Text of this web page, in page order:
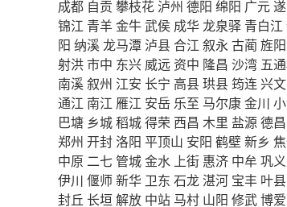
成都 自贡 攀枝花 泸州 德阳 绵阳 广元
锦江 青羊金牛武侯 成华龙泉驿 青白江
阳 纳溪龙马潭 泸县合江 叙永古蔺旌阳
射洪市中 东兴 威远 资中 隆昌 沙湾 五
南溪叙州 江安 长宁 高县珙县筠连兴文
通江 南江 雁江 安岳 乐至 马尔康金川
巴塘 乡城稻城得荣 西昌 木里 盐源德昌
郑州 开封洛阳 平顶山 安阳 鹤壁新乡
中原 二七 管城金水 上街 惠济 中牟巩义
伊川 偃师新华 卫东 石龙湛河 宝丰 叶县
封丘 长垣解放 中站 马村 山阳 修武博爱